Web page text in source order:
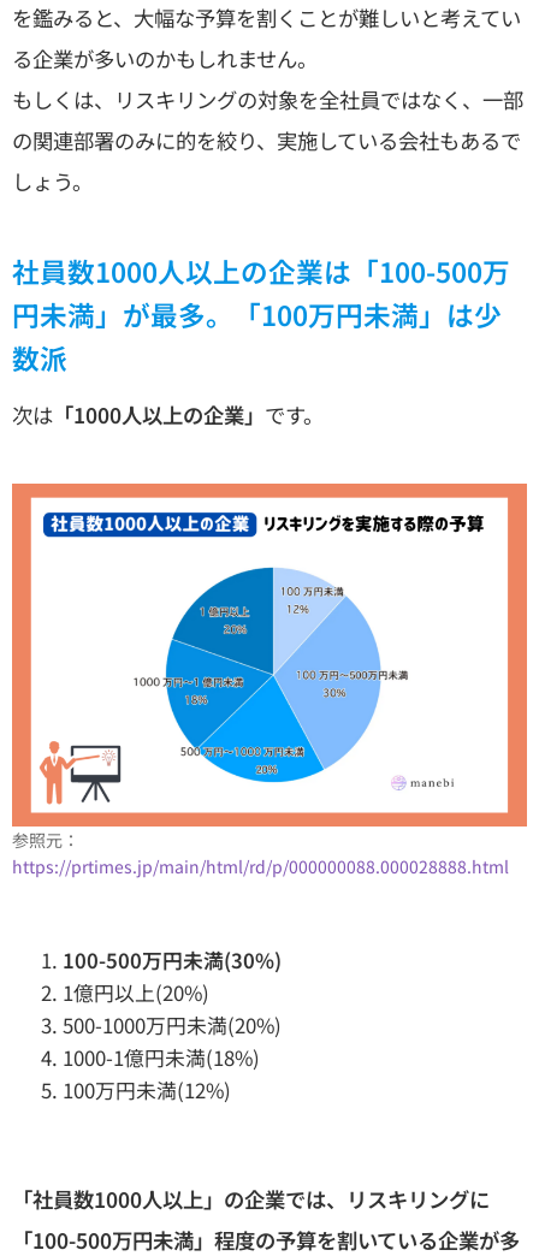
を鑑みると、大幅な予算を割くことが難しいと考えてい
る企業が多いのかもしれません。
もしくは、リスキリングの対象を全社員ではなく、一部
の関連部署のみに的を絞り、実施している会社もあるで
しょう。
社員数1000人以上の企業は「100-500万
円未満」が最多。「100万円未満」は少
数派
次は 「1000人以上の企業」 です。
参照元：
https://prtimes.jp/main/html/rd/p/000000088.000028888.html
100-500万円未満(30%)
1億円以上(20%)
500-1000万円未満(20%)
1000-1億円未満(18%)
100万円未満(12%)
「社員数1000人以上」の企業では、リスキリングに
「100-500万円未満」程度の予算を割いている企業が多